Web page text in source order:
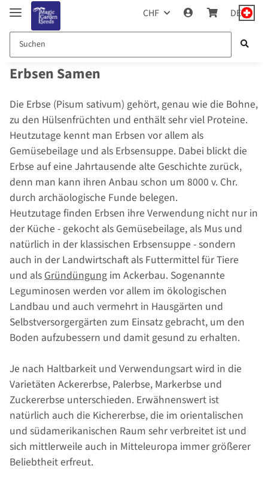
CHF DE
Erbsen Samen
Die Erbse (Pisum sativum) gehört, genau wie die Bohne,
zu den Hülsenfrüchten und enthält sehr viel Proteine.
Heutzutage kennt man Erbsen vor allem als
Gemüsebeilage und als Erbsensuppe. Dabei blickt die
Erbse auf eine Jahrtausende alte Geschichte zurück,
denn man kann ihren Anbau schon um 8000 v. Chr.
durch archäologische Funde belegen.
Heutzutage finden Erbsen ihre Verwendung nicht nur in
der Küche - gekocht als Gemüsebeilage, als Mus und
natürlich in der klassischen Erbsensuppe - sondern
auch in der Landwirtschaft als Futtermittel für Tiere
und alsGründüngung im Ackerbau. Sogenannte
Leguminosen werden vor allem im ökologischen
Landbau und auch vermehrt in Hausgärten und
Selbstversorgergärten zum Einsatz gebracht, um den
Boden aufzubessern und damit gesund zu erhalten.
Je nach Haltbarkeit und Verwendungsart wird in die
Varietäten Ackererbse, Palerbse, Markerbse und
Zuckererbse unterschieden. Erwähnenswert ist
natürlich auch die Kichererbse, die im orientalischen
und südamerikanischen Raum sehr verbreitet ist und
sich mittlerweile auch in Mitteleuropa immer größerer
Beliebtheit erfreut.